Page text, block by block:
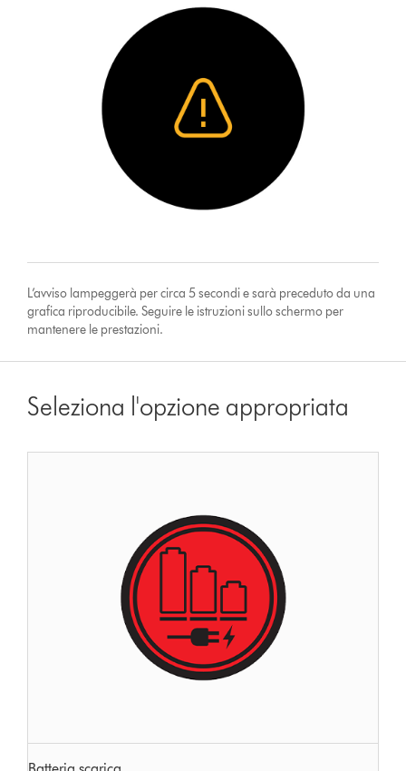
L’avviso lampeggerà per circa 5 secondi e sarà preceduto da una
grafica riproducibile. Seguire le istruzioni sullo schermo per
mantenere le prestazioni.
Seleziona l'opzione appropriata